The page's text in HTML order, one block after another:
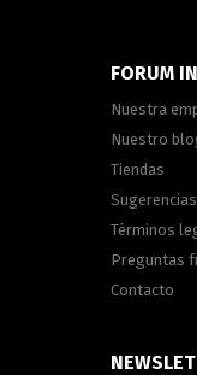
FORUM
Nuestra
Nuestro
Tiendas
Sugerencias
Términos
Preguntas
Contacto